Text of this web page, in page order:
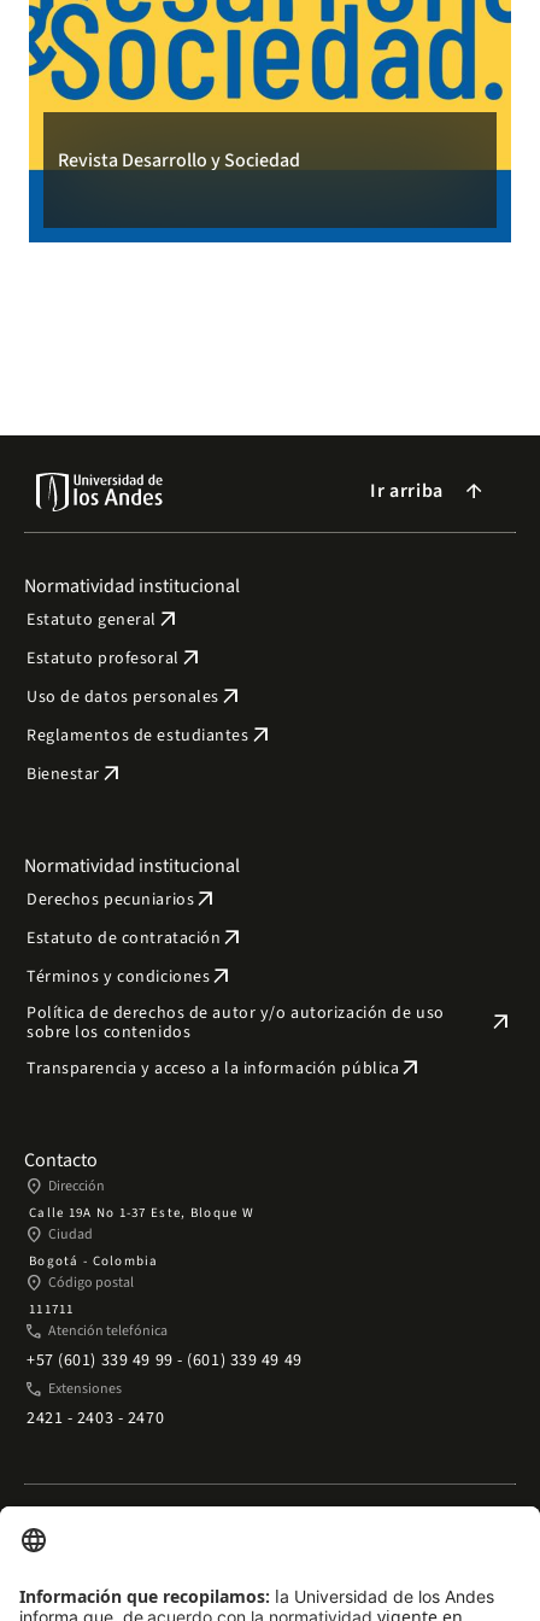
Revista Desarrollo y Sociedad
Ir arriba arrow_forward
Normatividad institucional
Estatuto general arrow_outward
Estatuto profesoral arrow_outward
Uso de datos personales arrow_outward
Reglamentos de estudiantes arrow_outward
Bienestar arrow_outward
Normatividad institucional
Derechos pecuniariosarrow_outward
Estatuto de contratación arrow_outward
Términos y condicionesarrow_outward
Política de derechos de autor y/o autorización de uso
sobre los contenidos
arrow_outward
Transparencia y acceso a la información pública arrow_outward
Contacto
place Dirección
Calle 19A No 1-37 Este, Bloque W
place Ciudad
Bogotá - Colombia
place Código postal
111711
phone Atención telefónica
+57 (601) 339 49 99 - (601) 339 49 49
phone Extensiones
2421 - 2403 - 2470
Enlaces rápidos